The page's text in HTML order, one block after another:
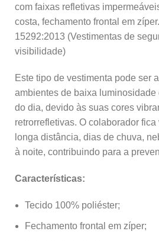
com faixas refletivas
costa, fechamento frontal em
15292:2013 (Vestimentas de
visibilidade)
Este tipo de vestimenta pode ser
ambientes de baixa luminosidade
do dia, devido às suas cores
retrorrefletivas. O colaborador
longa distância, dias de chuva,
à noite, contribuindo para a
Características:
Tecido 100% poliéster;
Fechamento frontal em zíper;